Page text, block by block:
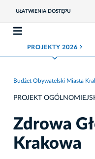
UŁATWIENIA DOSTĘPU
PROJEKTY 2026 ROZWIŃ MENU
Budżet Obywatelski Miasta
PROJEKT
Zdrowa
Krakowa